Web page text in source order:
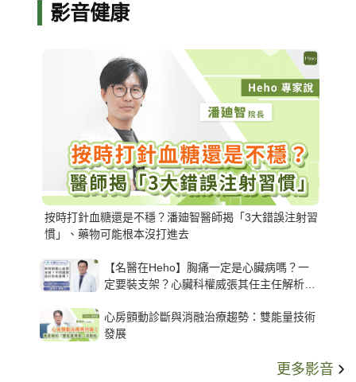
影音健康
按時打針血糖還是不穩？潘廸智醫師揭「3大錯誤注射習
慣」、藥物可能根本沒打進去
【名醫在Heho】胸痛一定是心臟病嗎？一
定要裝支架？心臟科權威張其任主任解析支
心房顫動診斷與消融治療趨勢：雙能量技術
發展
更多影音